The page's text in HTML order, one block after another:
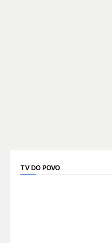
TV DO POVO